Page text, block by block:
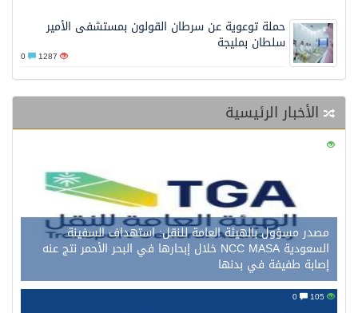
حملة توعوية عن سرطان القولون بمستشفى الأمير
سلطان بمليجة
1287
الأخبار الرئيسية
121
مصدر مسؤول بالهيئة العامة للنقل: استهداف السفينة
السعودية NCC MASA خلال إبحارها في البحر الأحمر نتج عنه
إصابة طفيفة في بدنها